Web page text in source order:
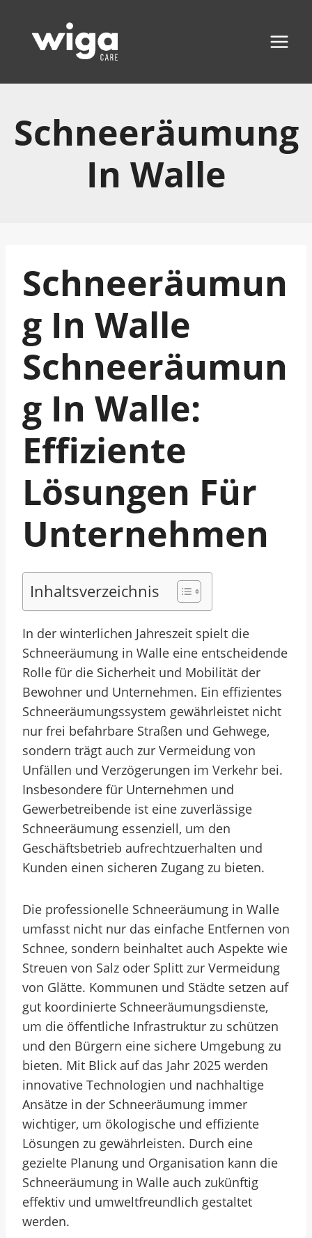
Inhalt
springen
Schneeräumung
In Walle
Schneeräumun
G In Walle
Schneeräumun
G In Walle:
Effiziente
Lösungen Für
Unternehmen
Inhaltsverzeichnis
In der winterlichen Jahreszeit spielt die
Schneeräumung in Walle eine entscheidende
Rolle für die Sicherheit und Mobilität der
Bewohner und Unternehmen. Ein effizientes
Schneeräumungssystem gewährleistet nicht
nur frei befahrbare Straßen und Gehwege,
sondern trägt auch zur Vermeidung von
Unfällen und Verzögerungen im Verkehr bei.
Insbesondere für Unternehmen und
Gewerbetreibende ist eine zuverlässige
Schneeräumung essenziell, um den
Geschäftsbetrieb aufrechtzuerhalten und
Kunden einen sicheren Zugang zu bieten.
Die professionelle Schneeräumung in Walle
umfasst nicht nur das einfache Entfernen von
Schnee, sondern beinhaltet auch Aspekte wie
Streuen von Salz oder Splitt zur Vermeidung
von Glätte. Kommunen und Städte setzen auf
gut koordinierte Schneeräumungsdienste,
um die öffentliche Infrastruktur zu schützen
und den Bürgern eine sichere Umgebung zu
bieten. Mit Blick auf das Jahr 2025 werden
innovative Technologien und nachhaltige
Ansätze in der Schneeräumung immer
wichtiger, um ökologische und effiziente
Lösungen zu gewährleisten. Durch eine
gezielte Planung und Organisation kann die
Schneeräumung in Walle auch zukünftig
effektiv und umweltfreundlich gestaltet
werden.